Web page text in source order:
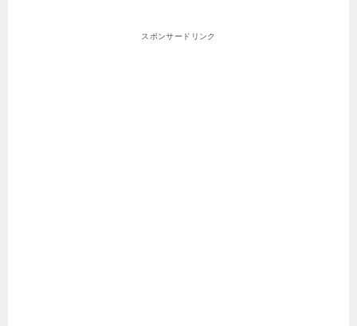
スポンサードリンク